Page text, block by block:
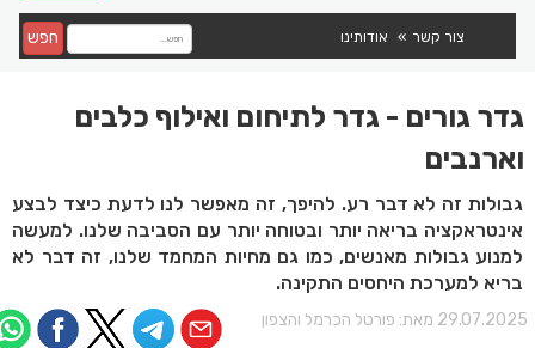
צור קשר אודותינו חפש
גדר גורים - גדר לתיחום ואילוף כלבים
וארנבים
גבולות זה לא דבר רע. להיפך, זה מאפשר לנו לדעת כיצד לבצע
אינטראקציה בריאה יותר ובטוחה יותר עם הסביבה שלנו. למעשה
למנוע גבולות מאנשים, כמו גם מחיות המחמד שלנו, זה דבר לא
בריא למערכת היחסים התקינה.
מאת: פורטל הכרמל והצפון